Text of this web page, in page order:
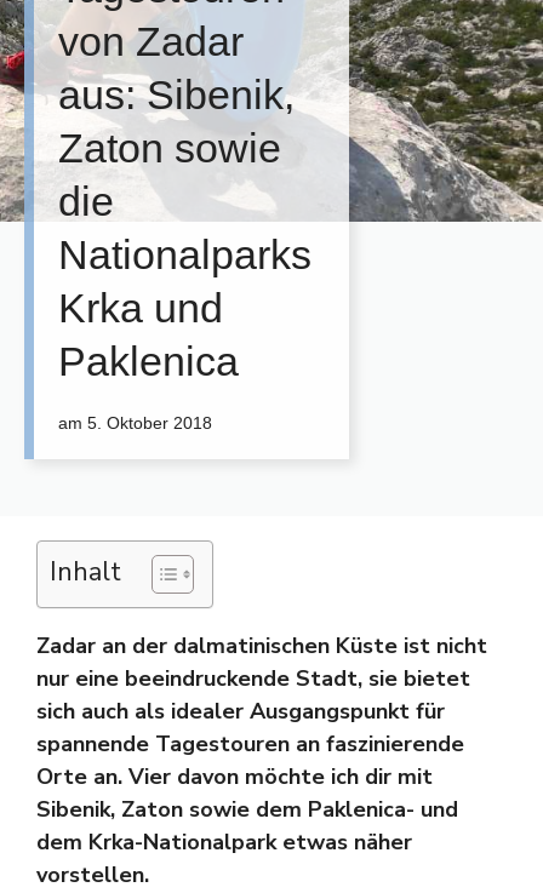
von Zadar
aus: Sibenik,
Zaton sowie
die
Nationalparks
Krka und
Paklenica
am 5. Oktober 2018
Inhalt
Zadar an der dalmatinischen Küste ist nicht
nur eine beeindruckende Stadt, sie bietet
sich auch als idealer Ausgangspunkt für
spannende Tagestouren an faszinierende
Orte an. Vier davon möchte ich dir mit
Sibenik, Zaton sowie dem Paklenica- und
dem Krka-Nationalpark etwas näher
vorstellen.